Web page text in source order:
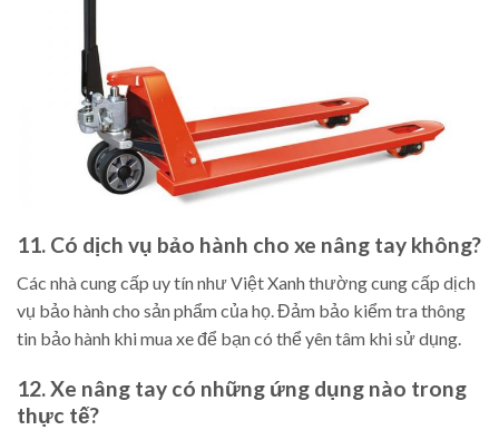
11. Có dịch vụ bảo hành cho xe nâng tay không?
Các nhà cung cấp uy tín như Việt Xanh thường cung cấp dịch
vụ bảo hành cho sản phẩm của họ. Đảm bảo kiểm tra thông
tin bảo hành khi mua xe để bạn có thể yên tâm khi sử dụng.
12. Xe nâng tay có những ứng dụng nào trong
thực tế?